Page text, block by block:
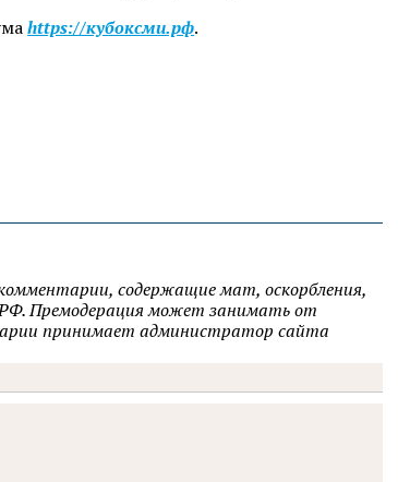
https://кубоксми.рф.
содержащие мат, оскорбления,
РФ. Премодерация может занимать от
принимает администратор сайта